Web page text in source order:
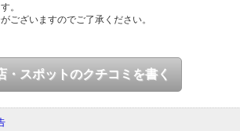
。
ございますのでご了承ください。
・スポットのクチコミを書く